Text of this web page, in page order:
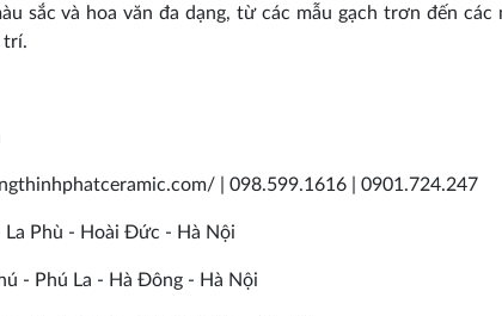
sắc và hoa văn đa dạng, từ các mẫu gạch trơn đến
trí.
| 098.599.1616 | 0901.724.247
La Phù - Hoài Đức - Hà Nội
- Phú La - Hà Đông - Hà Nội